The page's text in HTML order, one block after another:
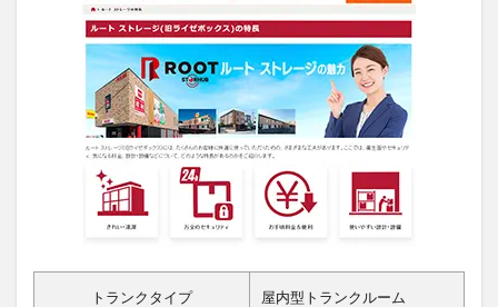
トランクタイプ 屋内型トランクルーム